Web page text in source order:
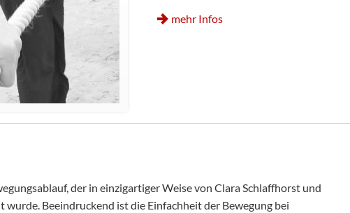
mehr Infos
der in einzigartiger Weise von Clara Schlaffhorst und
Beeindruckend ist die Einfachheit der Bewegung bei